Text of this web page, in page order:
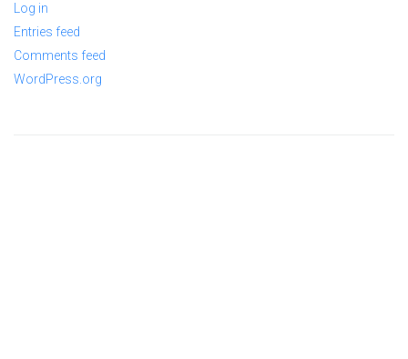
Log in
Entries feed
Comments feed
WordPress.org